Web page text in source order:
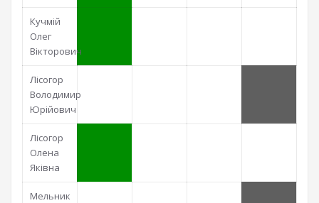
Кучмій
Олег
Вікторович
Лісогор
Володимир
Юрійович
Лісогор
Олена
Яківна
Мельник